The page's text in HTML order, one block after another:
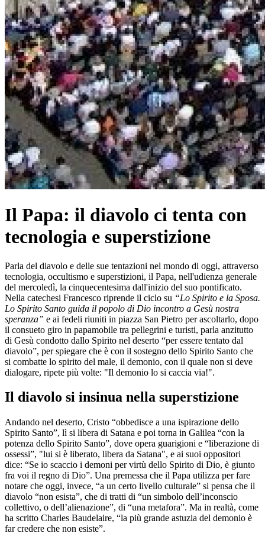
Il Papa: il diavolo ci tenta con
tecnologia e superstizione
Parla del diavolo e delle sue tentazioni nel mondo di oggi, attraverso
tecnologia, occultismo e superstizioni, il Papa, nell'udienza generale
del mercoledì, la cinquecentesima dall'inizio del suo pontificato.
Nella catechesi Francesco riprende il ciclo su “Lo Spirito e la Sposa.
Lo Spirito Santo guida il popolo di Dio incontro a Gesù nostra
speranza” e ai fedeli riuniti in piazza San Pietro per ascoltarlo, dopo
il consueto giro in papamobile tra pellegrini e turisti, parla anzitutto
di Gesù condotto dallo Spirito nel deserto “per essere tentato dal
diavolo”, per spiegare che è con il sostegno dello Spirito Santo che
si combatte lo spirito del male, il demonio, con il quale non si deve
dialogare, ripete più volte: "Il demonio lo si caccia via!".
Il diavolo si insinua nella superstizione
Andando nel deserto, Cristo “obbedisce a una ispirazione dello
Spirito Santo”, lì si libera di Satana e poi torna in Galilea “con la
potenza dello Spirito Santo”, dove opera guarigioni e “liberazione di
ossessi”, "lui si è liberato, libera da Satana", e ai suoi oppositori
dice: “Se io scaccio i demoni per virtù dello Spirito di Dio, è giunto
fra voi il regno di Dio”. Una premessa che il Papa utilizza per fare
notare che oggi, invece, “a un certo livello culturale” si pensa che il
diavolo “non esista”, che di tratti di “un simbolo dell’inconscio
collettivo, o dell’alienazione”, di “una metafora”. Ma in realtà, come
ha scritto Charles Baudelaire, “la più grande astuzia del demonio è
far credere che non esiste”.